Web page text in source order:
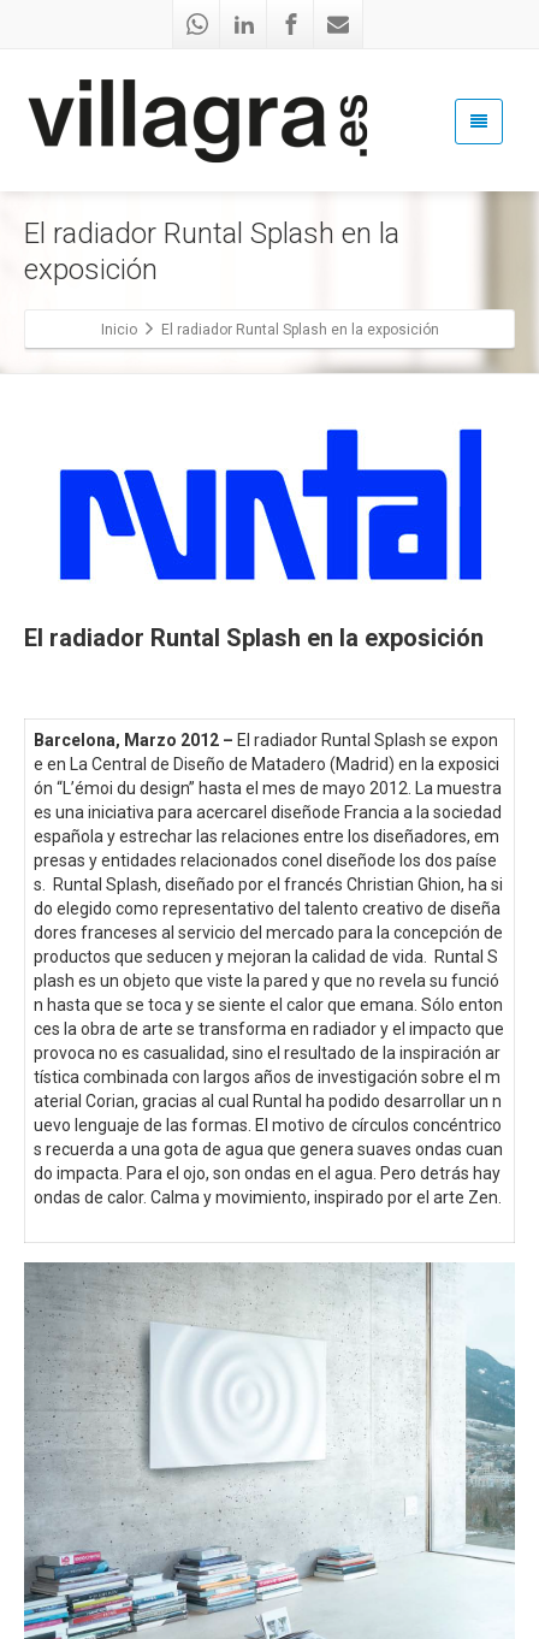
El radiador Runtal Splash en la
exposición
Inicio El radiador Runtal Splash en la exposición
El radiador Runtal Splash en la exposición
Barcelona, Marzo 2012 – El radiador Runtal Splash se expon
e en La Central de Diseño de Matadero (Madrid) en la exposici
ón “L’émoi du design” hasta el mes de mayo 2012. La muestra
es una iniciativa para acercarel diseñode Francia a la sociedad
española y estrechar las relaciones entre los diseñadores, em
presas y entidades relacionados conel diseñode los dos paíse
s. Runtal Splash, diseñado por el francés Christian Ghion, ha si
do elegido como representativo del talento creativo de diseña
dores franceses al servicio del mercado para la concepción de
productos que seducen y mejoran la calidad de vida. Runtal S
plash es un objeto que viste la pared y que no revela su funció
n hasta que se toca y se siente el calor que emana. Sólo enton
ces la obra de arte se transforma en radiador y el impacto que
provoca no es casualidad, sino el resultado de la inspiración ar
tística combinada con largos años de investigación sobre el m
aterial Corian, gracias al cual Runtal ha podido desarrollar un n
uevo lenguaje de las formas. El motivo de círculos concéntrico
s recuerda a una gota de agua que genera suaves ondas cuan
do impacta. Para el ojo, son ondas en el agua. Pero detrás hay
ondas de calor. Calma y movimiento, inspirado por el arte Zen.